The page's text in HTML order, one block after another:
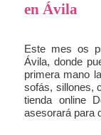
en Ávila
Este mes os
Ávila, donde
primera mano
sofás, sillones,
tienda online
asesorará para